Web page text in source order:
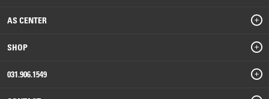
AS CENTER
SHOP
031.906.1549